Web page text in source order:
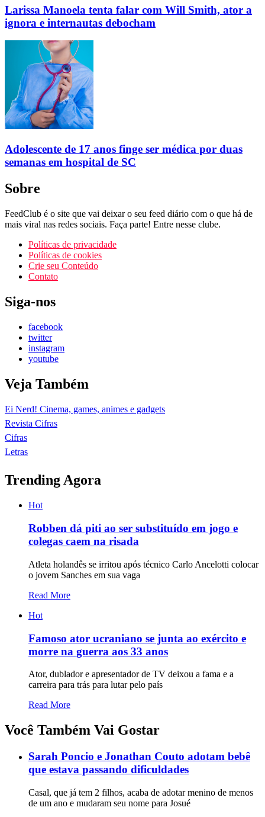
Larissa Manoela tenta falar com Will Smith, ator a
ignora e internautas debocham
Adolescente de 17 anos finge ser médica por duas
semanas em hospital de SC
Sobre
FeedClub é o site que vai deixar o seu feed diário com o que há de
mais viral nas redes sociais. Faça parte! Entre nesse clube.
Políticas de privacidade
Políticas de cookies
Crie seu Conteúdo
Contato
Siga-nos
facebook
twitter
instagram
youtube
Veja Também
Ei Nerd! Cinema, games, animes e gadgets
Revista Cifras
Cifras
Letras
Trending Agora
Hot
Robben dá piti ao ser substituído em jogo e
colegas caem na risada
Atleta holandês se irritou após técnico Carlo Ancelotti colocar
o jovem Sanches em sua vaga
Read More
Hot
Famoso ator ucraniano se junta ao exército e
morre na guerra aos 33 anos
Ator, dublador e apresentador de TV deixou a fama e a
carreira para trás para lutar pelo país
Read More
Você Também Vai Gostar
Sarah Poncio e Jonathan Couto adotam bebê
que estava passando dificuldades
Casal, que já tem 2 filhos, acaba de adotar menino de menos
de um ano e mudaram seu nome para Josué